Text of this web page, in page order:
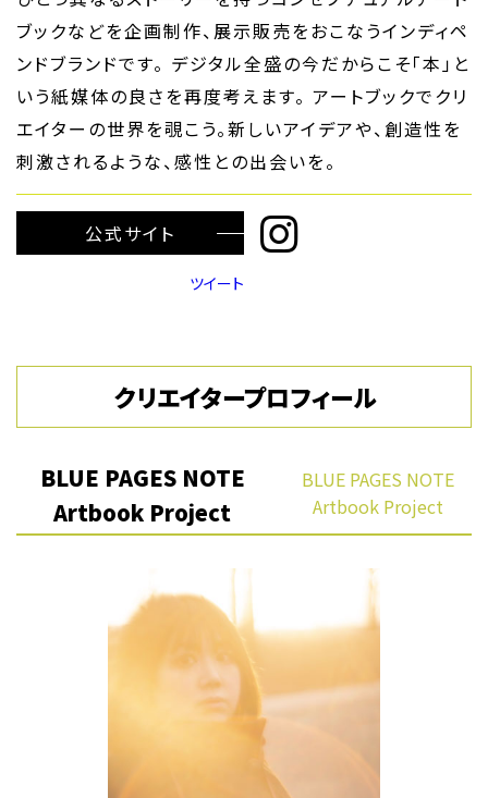
ブックなどを企画制作、展示販売をおこなうインディペ
ンドブランドです。 デジタル全盛の今だからこそ「本」と
いう紙媒体の良さを再度考えます。 アートブックでクリ
エイターの世界を覗こう。新しいアイデアや、創造性を
刺激されるような、感性との出会いを。
公式サイト
ツイート
クリエイタープロフィール
BLUE PAGES NOTE
Artbook Project
BLUE PAGES NOTE
Artbook Project